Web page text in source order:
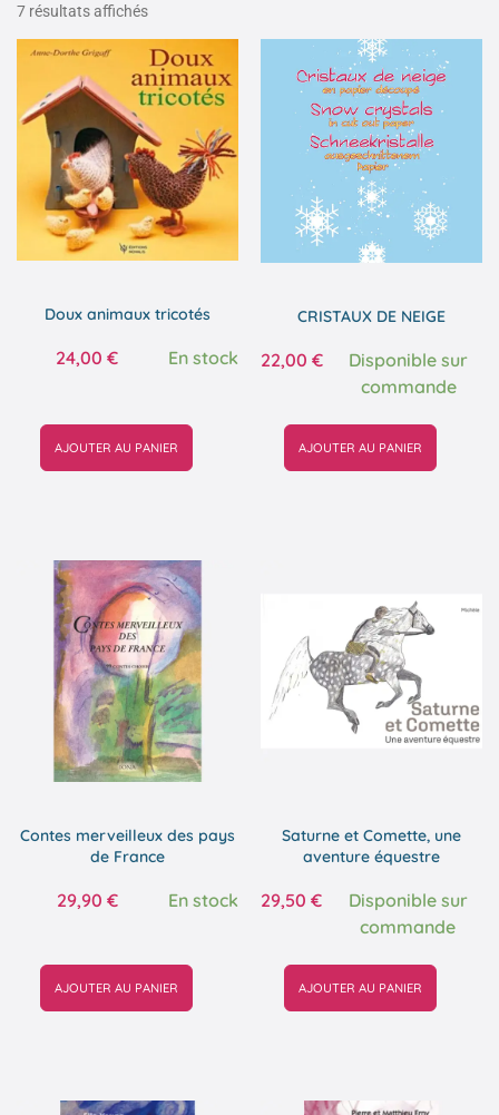
7 résultats affichés
Doux animaux tricotés
24,00 € En stock
AJOUTER AU PANIER
CRISTAUX DE NEIGE
22,00 €
Disponible sur
commande
AJOUTER AU PANIER
Contes merveilleux des pays
de France
29,90 € En stock
AJOUTER AU PANIER
Saturne et Comette, une
aventure équestre
29,50 €
Disponible sur
commande
AJOUTER AU PANIER